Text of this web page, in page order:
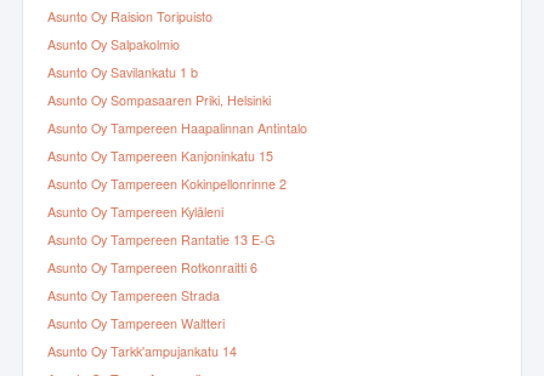
Asunto Oy Raision Toripuisto
Asunto Oy Salpakolmio
Asunto Oy Savilankatu 1 b
Asunto Oy Sompasaaren Priki, Helsinki
Asunto Oy Tampereen Haapalinnan Antintalo
Asunto Oy Tampereen Kanjoninkatu 15
Asunto Oy Tampereen Kokinpellonrinne 2
Asunto Oy Tampereen Kyläleni
Asunto Oy Tampereen Rantatie 13 E-G
Asunto Oy Tampereen Rotkonraitti 6
Asunto Oy Tampereen Strada
Asunto Oy Tampereen Waltteri
Asunto Oy Tarkk'ampujankatu 14